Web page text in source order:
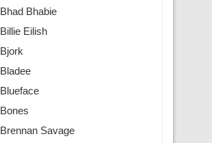
Bhad Bhabie
Billie Eilish
Bjork
Bladee
Blueface
Bones
Brennan Savage